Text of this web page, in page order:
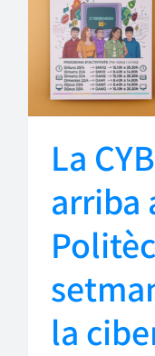
La
arriba
la